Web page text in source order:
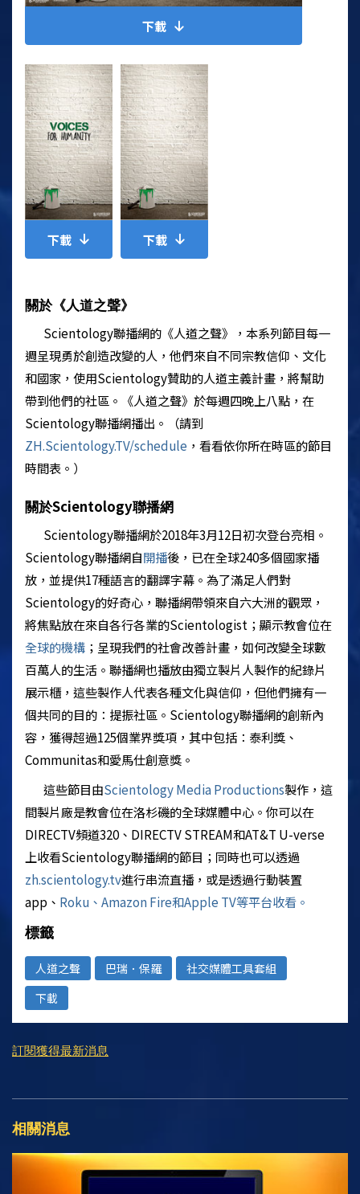
下載
下載 下載
關於《人道之聲》
Scientology聯播網的 《人道之聲》
，本系列節目每一
週呈現勇於創造改變的人，他們來自不同宗教信仰、文化
和國家，使用Scientology贊助的人道主義計畫，將幫助
帶到他們的社區。 《人道之聲》 於每週四晚上八點，在
Scientology聯播網播出。（請到
ZH.Scientology.TV/schedule ，看看依你所在時區的節目
時間表。）
關於Scientology聯播網
Scientology聯播網於2018年3月12日初次登台亮相。
Scientology聯播網自開播後，已在全球240多個國家播
放，並提供17種語言的翻譯字幕。為了滿足人們對
Scientology的好奇心，聯播網帶領來自六大洲的觀眾，
將焦點放在來自各行各業的Scientologist ；顯示教會位在
全球的機構 ；呈現我們的社會改善計畫，如何改變全球數
百萬人的生活。聯播網也播放由獨立製片人製作的紀錄片
展示櫃，這些製作人代表各種文化與信仰，但他們擁有一
個共同的目的：提振社區。 Scientology聯播網的創新內
容，獲得超過125個業界獎項，其中包括：泰利獎、
Communitas和愛馬仕創意獎。
這些節目由ScientologyMedia Productions製作，這
間製片廠是教會位在洛杉磯的全球媒體中心。你可以在
DIRECTV頻道320、DIRECTV STREAM和AT&T U-verse
上收看Scientology聯播網的節目；同時也可以透過
zh.scientology.tv進行串流直播，或是透過行動裝置
app、 Roku、Amazon Fire和Apple TV等平台收看。
標籤
人道之聲 巴瑞．保羅
社交媒體工具套組
下載
訂閱獲得最新消息
相關消息